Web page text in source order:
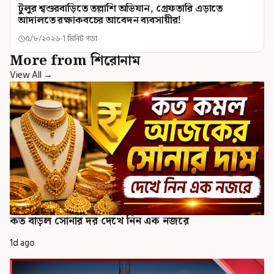
টুলুর শ্বশুরবাড়িতে তল্লাশি অভিযান, গ্রেফতারি এড়াতে
আদালতে রক্ষাকবচের আবেদন ব্যবসায়ীর!
৫/৮/২০২৬ 1 মিনিট পড়া
More from শিরোনাম
View All →
কত বাড়ল সোনার দর দেখে নিন এক নজরে
1d ago